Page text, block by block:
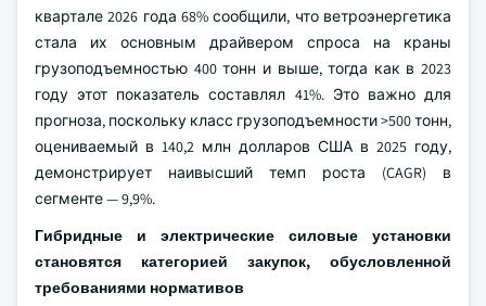
квартале 2026 года 68% сообщили, что ветроэнергетика
стала их основным драйвером спроса на краны
грузоподъемностью 400 тонн и выше, тогда как в 2023
году этот показатель составлял 41%. Это важно для
прогноза, поскольку класс грузоподъемности >500 тонн,
оцениваемый в 140,2 млн долларов США в 2025 году,
демонстрирует наивысший темп роста (CAGR) в
сегменте — 9,9%.
Гибридные и электрические силовые установки
становятся категорией закупок, обусловленной
требованиями нормативов